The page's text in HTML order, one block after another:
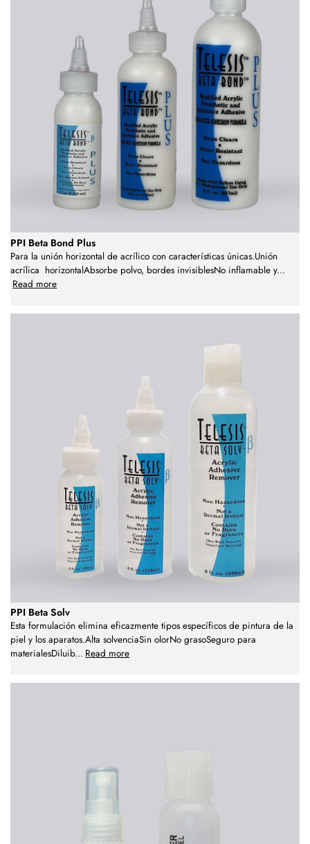
PPI Beta Bond Plus
Para la unión horizontal de acrílico con características únicas.Unión
acrílica horizontalAbsorbe polvo, bordes invisiblesNo inflamable y...
Read more
PPI Beta Solv
Esta formulación elimina eficazmente tipos específicos de pintura de la
piel y los aparatos.Alta solvenciaSin olorNo grasoSeguro para
materialesDiluib... Read more